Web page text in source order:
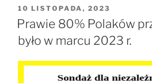
OPUBLIKOWANE
W
10 LISTOPADA, 2023
Prawie 80% Polaków
było w marcu 2023 r.